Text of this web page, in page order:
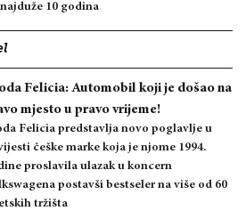
10 godina
Felicia: Automobil koji je došao na
mjesto u pravo vrijeme!
Felicia predstavlja novo poglavlje u
češke marke koja je njome 1994.
proslavila ulazak u koncern
postavši bestseler na više od 60
tržišta